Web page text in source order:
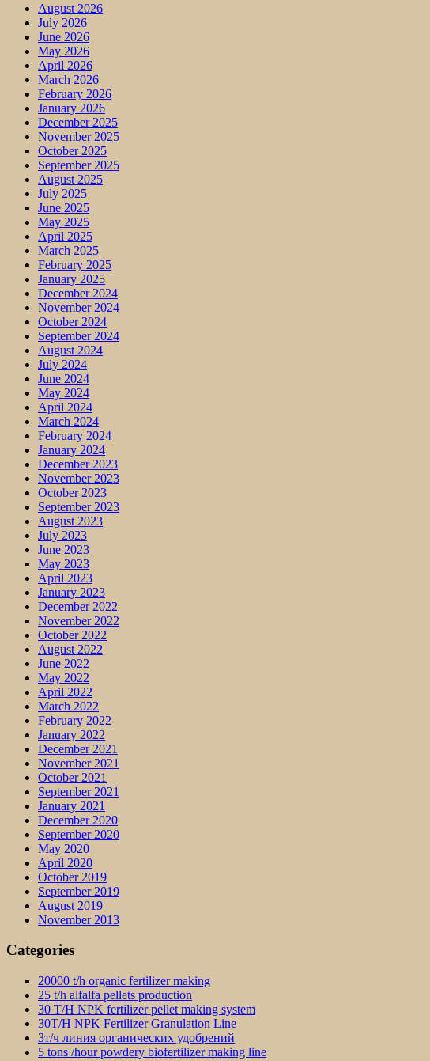
August 2026
July 2026
June 2026
May 2026
April 2026
March 2026
February 2026
January 2026
December 2025
November 2025
October 2025
September 2025
August 2025
July 2025
June 2025
May 2025
April 2025
March 2025
February 2025
January 2025
December 2024
November 2024
October 2024
September 2024
August 2024
July 2024
June 2024
May 2024
April 2024
March 2024
February 2024
January 2024
December 2023
November 2023
October 2023
September 2023
August 2023
July 2023
June 2023
May 2023
April 2023
January 2023
December 2022
November 2022
October 2022
August 2022
June 2022
May 2022
April 2022
March 2022
February 2022
January 2022
December 2021
November 2021
October 2021
September 2021
January 2021
December 2020
September 2020
May 2020
April 2020
October 2019
September 2019
August 2019
November 2013
Categories
20000 t/h organic fertilizer making
25 t/h alfalfa pellets production
30 T/H NPK fertilizer pellet making system
30T/H NPK Fertilizer Granulation Line
3т/ч линия органических удобрений
5 tons /hour powdery biofertilizer making line